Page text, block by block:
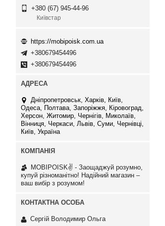
+380 (67) 945-44-96
Київстар
https://mobipoisk.com.ua
+380679454496
+380679454496
Дніпропетровськ, Харків, Київ,
Одеса, Полтава, Запоріжжя, Кіровоград,
Херсон, Житомир, Чернігів, Миколаїв,
Вінниця, Черкаси, Львів, Суми, Чернівці,
Київ, Україна
MOBIPOISK✌ - Заощаджуй розумно,
купуй різноманітно! Надійний магазин –
ваш вибір з розумом!
Сергій Володимир Ольга